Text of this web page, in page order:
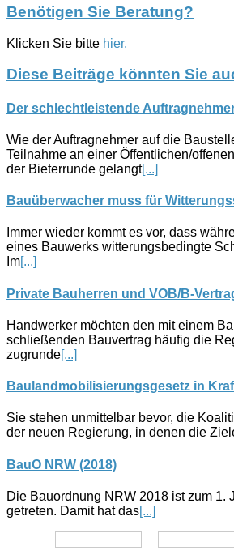
Benötigen Sie Beratung?
Klicken Sie bitte hier.
Diese Beiträge könnten Sie
Der schlechtleistende
Wie der Auftragnehmer auf die
Teilnahme an einer Öffentlichen/
der Bieterrunde gelangt[...]
Bauüberwacher muss für
Immer wieder kommt es vor, dass
eines Bauwerks witterungsbedingte
Im[...]
Private Bauherren und VOB/B-
Handwerker möchten den mit einem
schließenden Bauvertrag häufig die
zugrunde[...]
Baulandmobilisierungsgesetz in
Sie stehen unmittelbar bevor, die
der neuen Regierung, in denen die
BauO NRW (2018)
Die Bauordnung NRW 2018 ist zum 1.
getreten. Damit hat das[...]